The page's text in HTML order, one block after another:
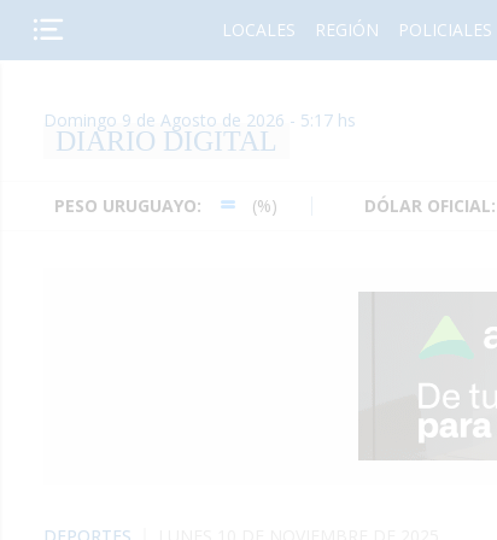
LOCALES REGIÓN POLICIALES
Domingo 9 de Agosto de 2026 - 5:17 hs
DIARIO DIGITAL
URUGUAYO: (%) DÓLAR OFICIAL: (%)